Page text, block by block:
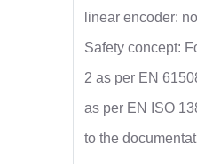
linear encoder:
Safety concept:
2 as per EN
as per EN ISO
to the